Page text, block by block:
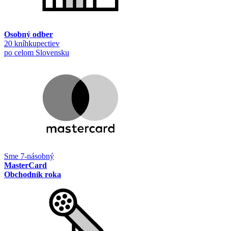
Osobný odber
20 kníhkupectiev
po celom Slovensku
Sme 7-násobný
MasterCard
Obchodník roka